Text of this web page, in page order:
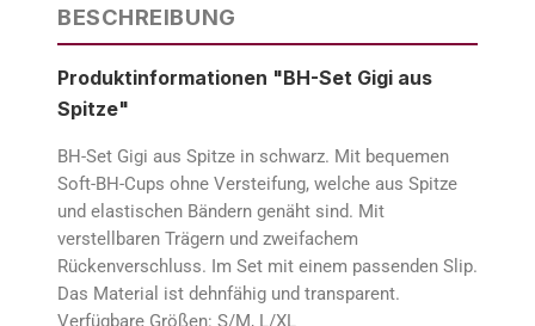
BESCHREIBUNG
Produktinformationen "BH-Set Gigi aus
Spitze"
BH-Set Gigi aus Spitze in schwarz. Mit bequemen
Soft-BH-Cups ohne Versteifung, welche aus Spitze
und elastischen Bändern genäht sind. Mit
verstellbaren Trägern und zweifachem
Rückenverschluss. Im Set mit einem passenden Slip.
Das Material ist dehnfähig und transparent.
Verfügbare Größen: S/M, L/XL